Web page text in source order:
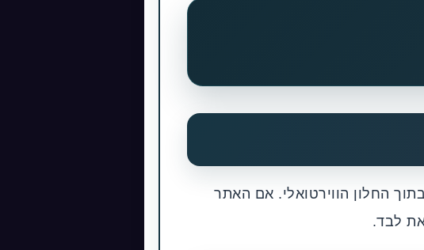
החלון הווירטואלי. אם האתר